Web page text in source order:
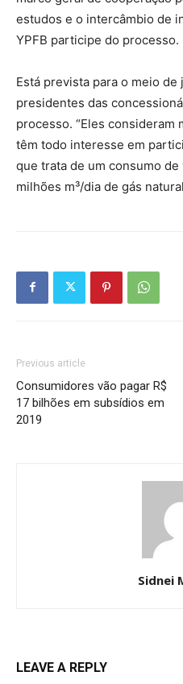
estudos e o intercâmbio de
YPFB participe do processo.
Está prevista para o meio
presidentes das
processo. “Eles
têm todo interesse em
que trata de um consumo
milhões m³/dia de gás
Previous article
Consumidores vão pagar R$
17 bilhões em subsídios em
2019
Sidnei
LEAVE A REPLY